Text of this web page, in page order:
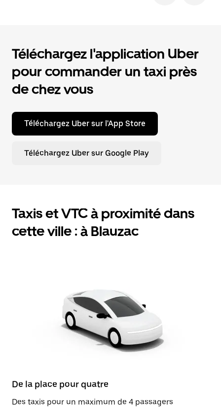
Téléchargez l'application Uber
pour commander un taxi près
de chez vous
Téléchargez Uber sur l'App Store
Téléchargez Uber sur Google Play
Taxis et VTC à proximité dans
cette ville : à Blauzac
De la place pour quatre
Des taxis pour un maximum de 4 passagers